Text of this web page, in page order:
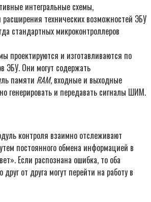
интегральные схемы,
технических возможностей ЭБУ
стандартных микроконтроллеров
проектируются и изготавливаются по
ЭБУ. Они могут содержать
памяти RAM, входные и выходные
генерировать и передавать сигналы ШИМ.
контроля взаимно отслеживают
постоянного обмена информацией в
Если распознана ошибка, то оба
от друга могут перейти на работу в